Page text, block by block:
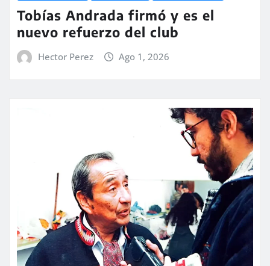
Tobías Andrada firmó y es el
nuevo refuerzo del club
Hector Perez Ago 1, 2026